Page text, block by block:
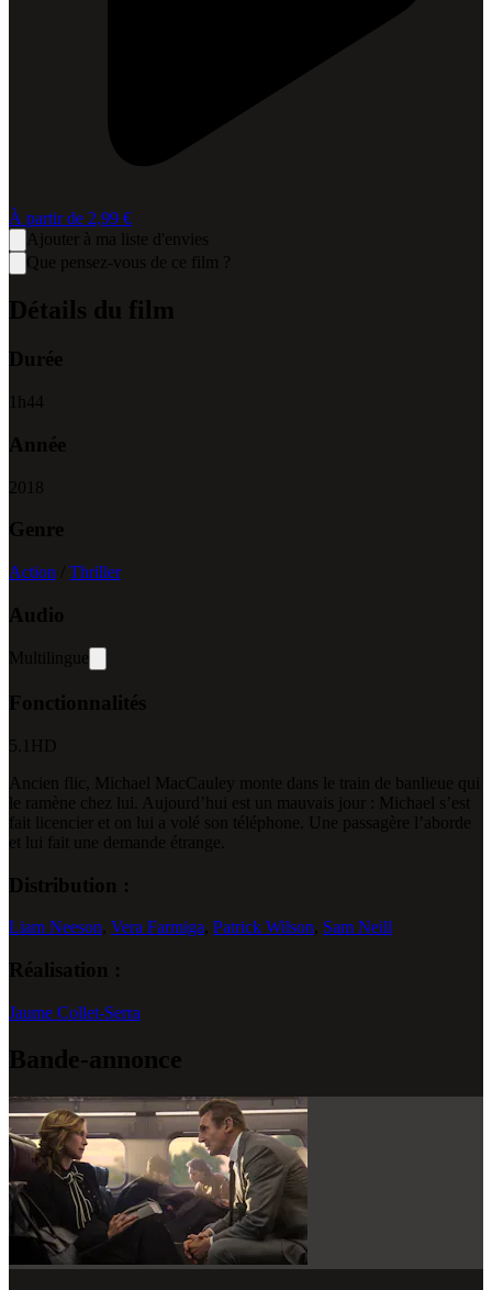
À partir de 2,99 €
Ajouter à ma liste d'envies
Que pensez-vous de ce film ?
Détails du film
Durée
1 h44
Année
2018
Genre
Action Thriller
Audio
Multilingue
Fonctionnalités
5.1 HD
Ancien flic, Michael MacCauley monte dans le train de banlieue qui
le ramène chez lui. Aujourd’hui est un mauvais jour : Michael s’est
fait licencier et on lui a volé son téléphone. Une passagère l’aborde
et lui fait une demande étrange.
Distribution :
Liam Neeson Vera Farmiga Patrick Wilson Sam Neill
Réalisation :
Jaume Collet-Serra
Bande-annonce